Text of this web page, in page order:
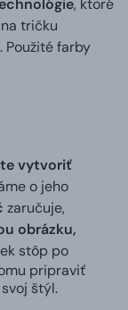
na tričku
. Použité farby
vytvoriť
o jeho
zaručuje,
obrázku,
stôp po
pripraviť
štýl.